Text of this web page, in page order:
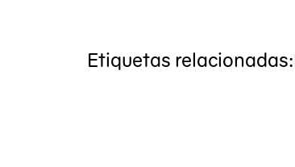
Etiquetas relacionadas: